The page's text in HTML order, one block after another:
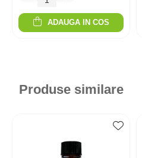
ADAUGA IN COS
Produse similare